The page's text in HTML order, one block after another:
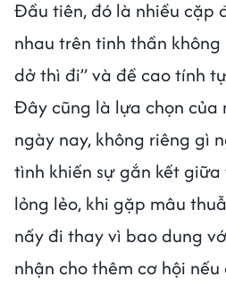
Đầu tiên, đó là nhiều cặp
nhau trên tinh thần
dở thì đi” và đề cao tính
Đây cũng là lựa chọn của
ngày nay, không riêng gì
tình khiến sự gắn kết
lỏng lẻo, khi gặp mâu
nấy đi thay vì bao dung
nhận cho thêm cơ hội